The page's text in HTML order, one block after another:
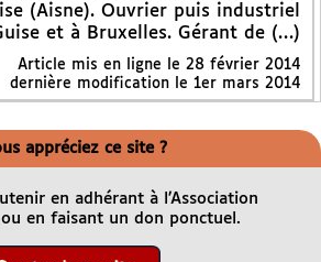
(Aisne). Ouvrier puis industriel
et à Bruxelles. Gérant de (…)
Article mis en ligne le 28 février 2014
dernière modification le 1er mars 2014
appréciez ce site ?
en adhérant à l’Association
ou en faisant un don ponctuel.